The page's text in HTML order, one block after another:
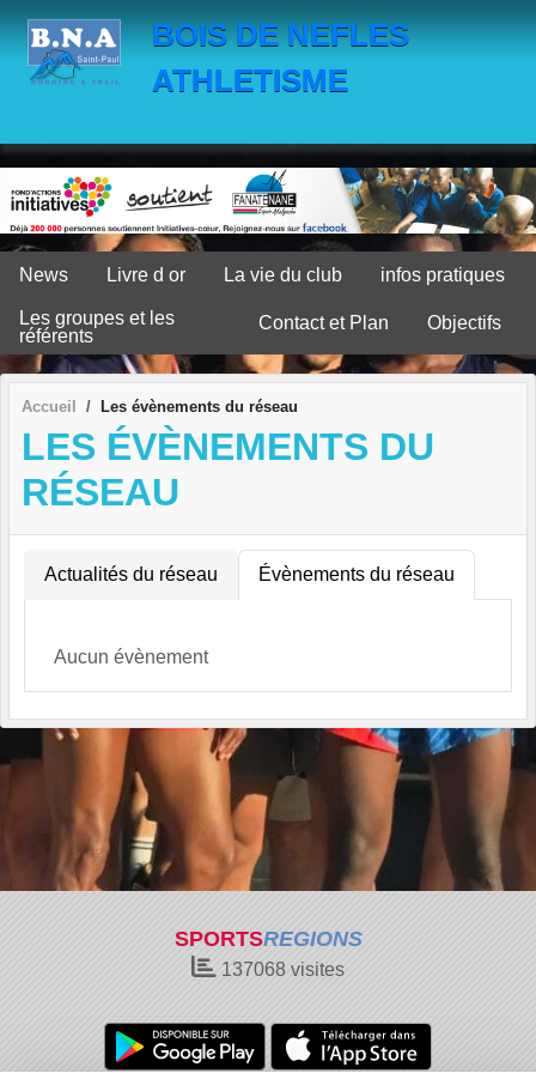
BOIS DE NEFLES
ATHLETISME
News Livre d or La vie du club infos pratiques
Les groupes et les
référents
Contact et Plan Objectifs
Accueil Les évènements du réseau
LES ÉVÈNEMENTS DU
RÉSEAU
Actualités du réseau Évènements du réseau
Aucun évènement
SPORTSREGIONS
137068 visites